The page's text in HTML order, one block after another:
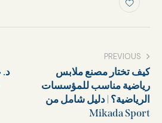
PREVIOUS
كيف تختار مصنع ملابس
رياضية مناسب للمؤسسات
الرياضية؟ | دليل شامل من
Mikada Sport
د.